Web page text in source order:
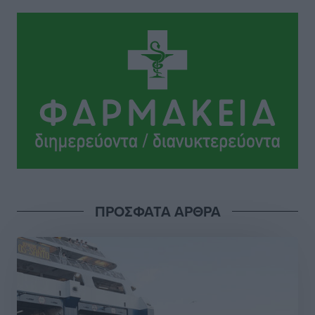
Σι Τζέι Χάρις: «Να πανηγυρίσουμε πολλές νίκες μαζί»
Αθλητικά • πριν 10 ώρες
Ροδήλιος: Ο απολογισμός από το Πανελλήνιο
Πρωτάθλημα Πίστας
Αθλητικά• πριν 10 ώρες
Γ.Σ. Διαγόρας: Εντατική προετοιμασία και επιστροφή
Ρίζου στις Ακαδημίες
ΠΡΟΣΦΑΤΑ ΑΡΘΡΑ